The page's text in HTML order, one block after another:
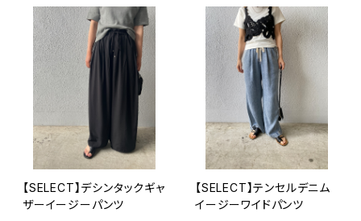
【SELECT】デシンタックギャ
ザーイージーパンツ
【SELECT】テンセルデニム
イージーワイドパンツ